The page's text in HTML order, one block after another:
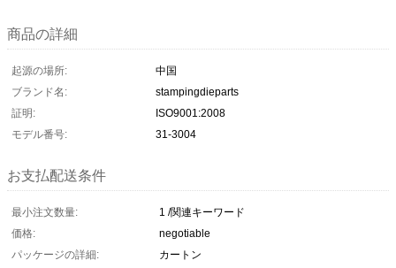
商品の詳細
起源の場所:
中国
ブランド名:
stampingdieparts
証明:
ISO9001:2008
モデル番号:
31-3004
お支払配送条件
最小注文数量:
1 /関連キーワード
価格:
negotiable
パッケージの詳細:
カートン